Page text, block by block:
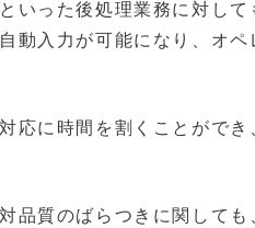
いった後処理業務に対し
動入力が可能になり、オ
応に時間を割くことがで
品質のばらつきに関して